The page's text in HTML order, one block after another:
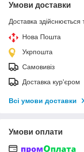
Умови доставки
Доставка здійснюється
Нова Пошта
Укрпошта
Самовивіз
Доставка кур'єром
Всі умови доставки
Умови оплати